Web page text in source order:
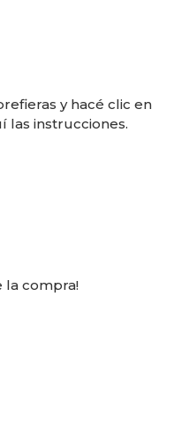
y hacé clic en
las instrucciones.
la compra!